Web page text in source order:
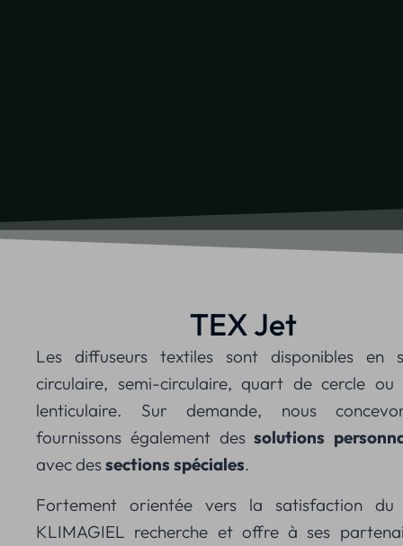
TEX Jet
Les diffuseurs textiles sont disponibles en
circulaire, semi-circulaire, quart de cercle ou
lenticulaire. Sur demande, nous
fournissons également dessolutions
avec dessections spéciales.
Fortement orientée vers la satisfaction du
KLIMAGIEL recherche et offre à ses